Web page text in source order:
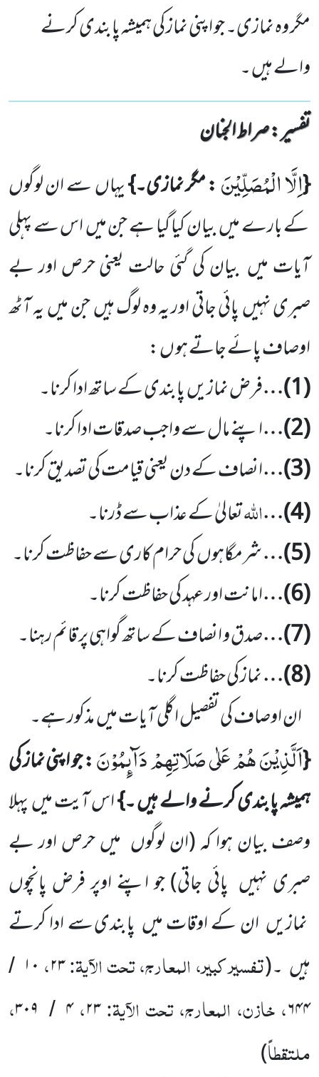
مگر وہ نمازی۔ جو اپنی نماز کی ہمیشہ پابندی کرنے
والے ہیں ۔
تفسیر : ‎صراط الجنان
{اِلَّا الْمُصَلِّیْنَ: مگر نمازی۔}یہاںسے ان لوگوں
کے بارے میںبیان کیا گیا ہے جن میںاس سے پہلی
آیات میں بیان کی گئی حالت یعنی حرص اور بے
صبری نہیںپائی جاتی اور یہ وہ لوگ ہیںجن میںیہ آٹھ
اوصاف پائے جاتے ہو ں :
(
1
)…فرض نمازیںپابندی کے ساتھ ادا کرنا۔
(
2
)…اپنے مال سے واجب صدقات ادا کرنا۔
(
3
)…انصاف کے دن یعنی قیامت کی تصدیق کرنا۔
(
4
)…اللّٰہتعالیٰ کے عذاب سے ڈرنا۔
(
5
)…شرمگاہوںکی حرام کاری سے حفاظت کرنا۔
(
6
)…امانت اور عہد کی حفاظت کرنا۔
(
7
)…صدق و انصاف کے ساتھ گواہی پر قائم رہنا۔
(
8
)…نماز کی حفاظت کرنا۔
ان اوصاف کی تفصیل اگلی آیات میںمذکور ہے۔
{اَلَّذِیْنَ هُمْ عَلٰى صَلَاتِهِمْ دَآىٕمُوْنَ: جو اپنی نماز کی
ہمیشہ پابندی کرنے والے ہیں ۔}اس آیت میںپہلا
وصف بیان ہوا کہ(ان لوگوں میں حرص اور بے
صبری نہیں پائی جاتی)جو اپنے اوپر فرض پانچوں
نمازیں ان کے اوقات میں پابندی سے ادا کرتے
ہیں ۔(تفسیر کبیر، المعارج، تحت الآیۃ:۲۳، ۱۰ /
۶۴۴، خازن، المعارج، تحت الآیۃ:۲۳،۴ / ۳۰۹،
ملتقطاً)